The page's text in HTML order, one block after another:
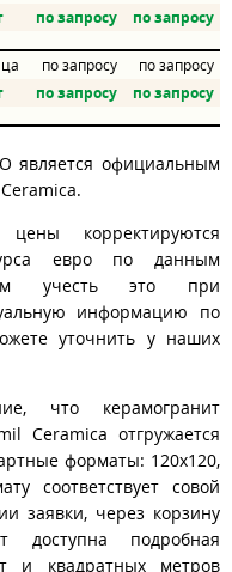
по запросу по запросу
по запросу
по запросу
по запросу по запросу
является официальным
корректируются
евро по данным
учесть это при
информацию по
уточнить у наших
что керамогранит
Ceramica отгружается
форматы: 120x120,
соответствует совой
заявки, через корзину
подробная
и квадратных метров